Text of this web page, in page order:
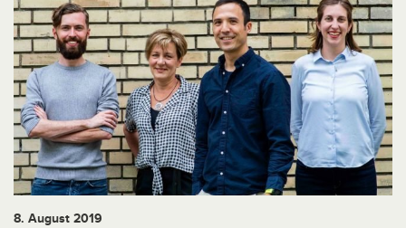
8. August 2019